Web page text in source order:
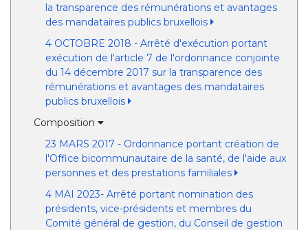
la transparence des rémunérations et avantages
des mandataires publics bruxellois
4 OCTOBRE 2018 - Arrêté d'exécution portant
exécution de l'article 7 de l'ordonnance conjointe
du 14 décembre 2017 sur la transparence des
rémunérations et avantages des mandataires
publics bruxellois
Composition
23 MARS 2017 - Ordonnance portant création de
l'Office bicommunautaire de la santé, de l'aide aux
personnes et des prestations familiales
4 MAI 2023- Arrêté portant nomination des
présidents, vice-présidents et membres du
Comité général de gestion, du Conseil de gestion